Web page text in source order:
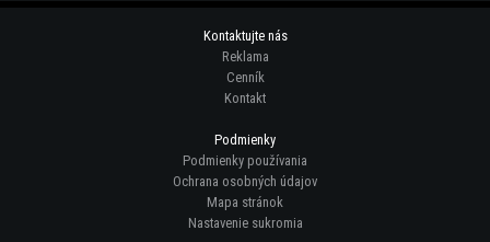
Kontaktujte nás
Reklama
Cenník
Kontakt
Podmienky
Podmienky používania
Ochrana osobných údajov
Mapa stránok
Nastavenie sukromia